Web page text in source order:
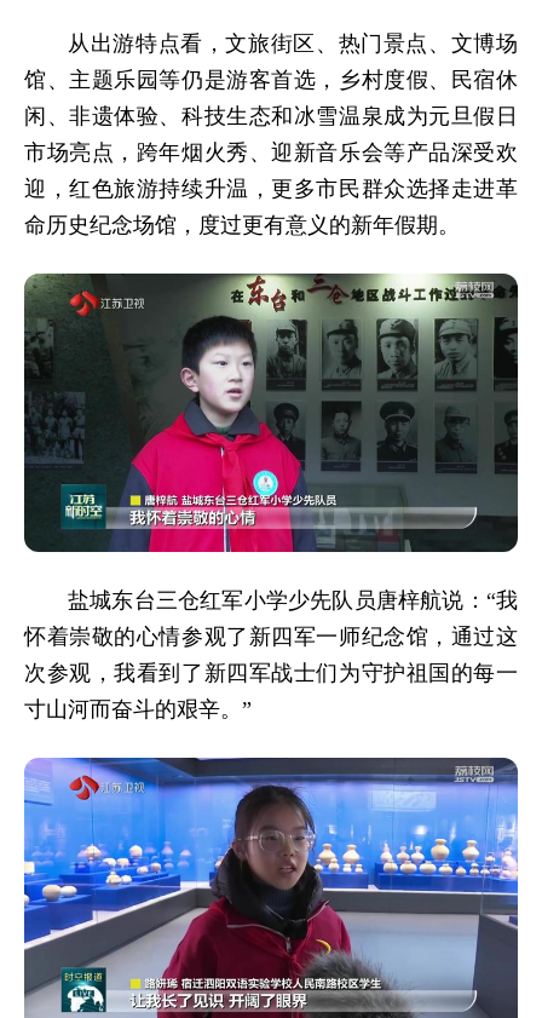
从出游特点看，文旅街区、热门景点、文博场
馆、主题乐园等仍是游客首选，乡村度假、民宿休
闲、非遗体验、科技生态和冰雪温泉成为元旦假日
市场亮点，跨年烟火秀、迎新音乐会等产品深受欢
迎，红色旅游持续升温，更多市民群众选择走进革
命历史纪念场馆，度过更有意义的新年假期。
盐城东台三仓红军小学少先队员唐梓航说：“我
怀着崇敬的心情参观了新四军一师纪念馆，通过这
次参观，我看到了新四军战士们为守护祖国的每一
寸山河而奋斗的艰辛。”